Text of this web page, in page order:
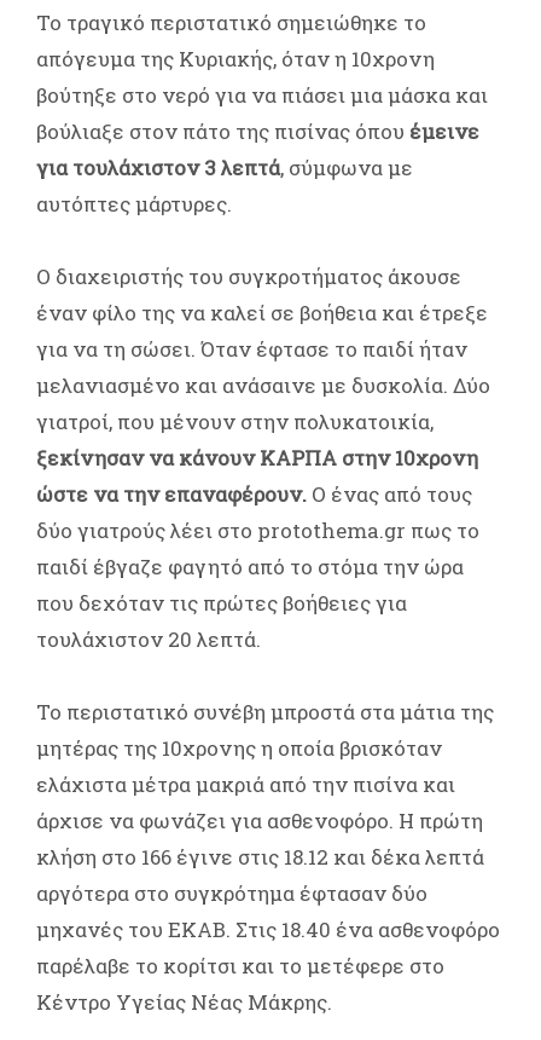
Το τραγικό περιστατικό σημειώθηκε το
απόγευμα της Κυριακής, όταν η 10χρονη
βούτηξε στο νερό για να πιάσει μια μάσκα και
βούλιαξε στον πάτο της πισίνας όπου έμεινε
για τουλάχιστον 3 λεπτά, σύμφωνα με
αυτόπτες μάρτυρες.
Ο διαχειριστής του συγκροτήματος άκουσε
έναν φίλο της να καλεί σε βοήθεια και έτρεξε
για να τη σώσει. Όταν έφτασε το παιδί ήταν
μελανιασμένο και ανάσαινε με δυσκολία. Δύο
γιατροί, που μένουν στην πολυκατοικία,
ξεκίνησαν να κάνουν ΚΑΡΠΑ στην 10χρονη
ώστε να την επαναφέρουν. Ο ένας από τους
δύο γιατρούς λέει στο protothema.gr πως το
παιδί έβγαζε φαγητό από το στόμα την ώρα
που δεχόταν τις πρώτες βοήθειες για
τουλάχιστον 20 λεπτά.
Το περιστατικό συνέβη μπροστά στα μάτια της
μητέρας της 10χρονης η οποία βρισκόταν
ελάχιστα μέτρα μακριά από την πισίνα και
άρχισε να φωνάζει για ασθενοφόρο. Η πρώτη
κλήση στο 166 έγινε στις 18.12 και δέκα λεπτά
αργότερα στο συγκρότημα έφτασαν δύο
μηχανές του ΕΚΑΒ. Στις 18.40 ένα ασθενοφόρο
παρέλαβε το κορίτσι και το μετέφερε στο
Κέντρο Υγείας Νέας Μάκρης.